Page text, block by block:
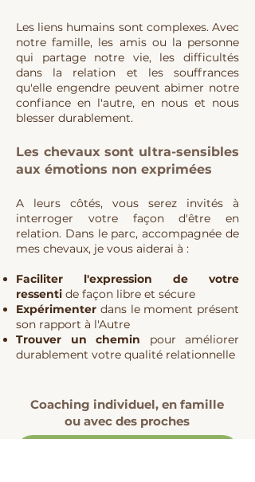
Les liens humains sont complexes. Avec
notre famille, les amis ou la personne
qui partage notre vie, les difficultés
dans la relation et les souffrances
qu'elle engendre peuvent abimer notre
confiance en l'autre, en nous et nous
blesser durablement.
Les chevaux sont ultra-sensibles
aux émotions non exprimées
A leurs côtés, vous serez invités à
interroger votre façon d'être en
relation. Dans le parc, accompagnée de
mes chevaux, je vous aiderai à :
Faciliter l'expression de votre
ressenti de façon libre et sécure
Expérimenter dans le moment présent
son rapport à l'Autre
Trouver un chemin pour améliorer
durablement votre qualité relationnelle
Coaching individuel, en famille
ou avec des proches